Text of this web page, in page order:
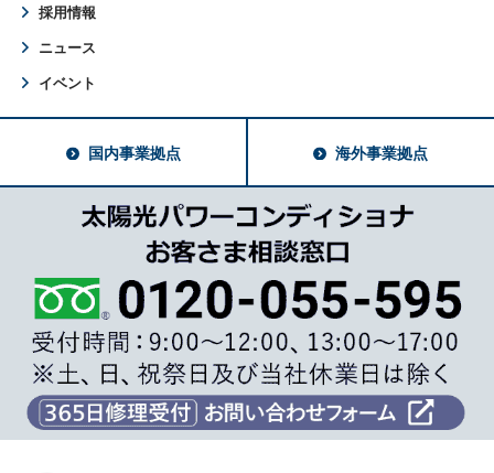
採用情報
ニュース
イベント
国内事業拠点 海外事業拠点